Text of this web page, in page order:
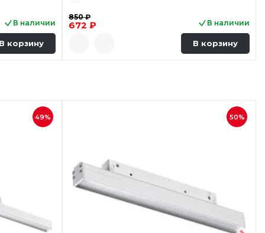
В наличии
В корзину
850 ₽
672 ₽ В наличии
В корзину
49% 50%